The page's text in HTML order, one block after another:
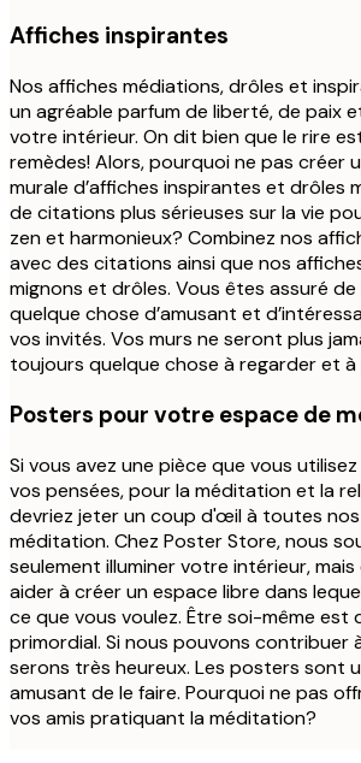
Affiches inspirantes
Nos affiches médiations, drôles et
un agréable parfum de liberté, de paix
votre intérieur. On dit bien que le rire
remèdes! Alors, pourquoi ne pas créer
murale d’affiches inspirantes et drôles
de citations plus sérieuses sur la vie
zen et harmonieux? Combinez nos
avec des citations ainsi que nos
mignons et drôles. Vous êtes assuré de
quelque chose d’amusant et
vos invités. Vos murs ne seront plus
toujours quelque chose à regarder et à
Posters pour votre espace de
Si vous avez une pièce que vous
vos pensées, pour la méditation et la
devriez jeter un coup d'œil à toutes
méditation. Chez Poster Store, nous
seulement illuminer votre intérieur,
aider à créer un espace libre dans
ce que vous voulez. Être soi-même est
primordial. Si nous pouvons contribuer
serons très heureux. Les posters sont
amusant de le faire. Pourquoi ne pas
vos amis pratiquant la méditation?